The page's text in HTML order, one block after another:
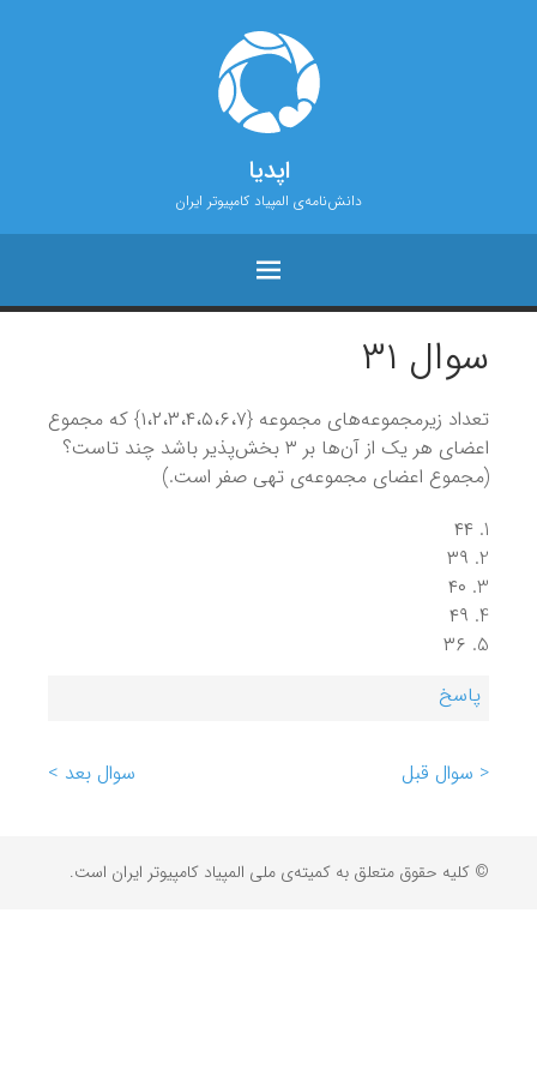
اپدیا
دانش‌نامه‌ی المپیاد کامپیوتر ایران
سوال ۳۱
تعداد زیرمجموعه‌های مجموعه {۱،۲،۳،۴،۵،۶،۷} که مجموع
اعضای هر یک از آن‌ها بر ۳ بخش‌پذیر باشد چند تاست؟
(مجموع اعضای مجموعه‌ی تهی صفر است.)
۴۴
۳۹
۴۰
۴۹
۳۶
پاسخ
< سوال قبل سوال بعد >
© کلیه حقوق متعلق به کمیته‌ی ملی المپیاد کامپیوتر ایران است.